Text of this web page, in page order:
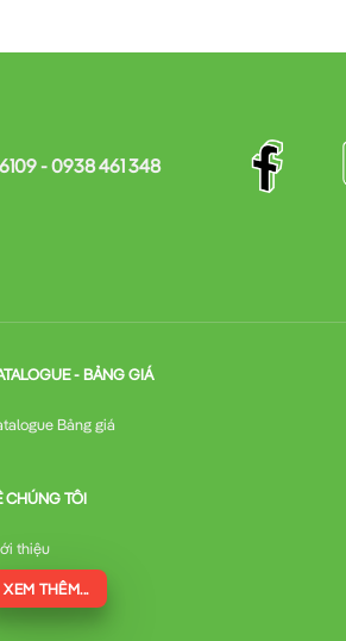
- 0938 461 348
- BẢNG GIÁ
Bảng giá
CHÚNG TÔI
thiệu
XEM THÊM...